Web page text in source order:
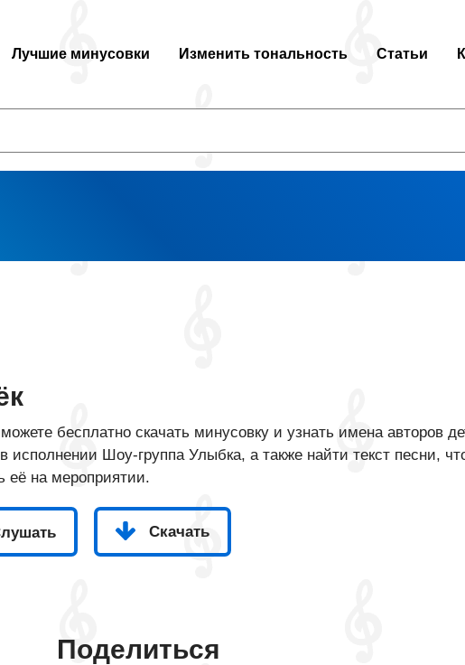
Лучшие минусовки Изменить тональность Статьи
бесплатно скачать минусовку и узнать имена авторов
исполнении Шоу-группа Улыбка, а также найти текст песни,
её на мероприятии.
Скачать
Поделиться